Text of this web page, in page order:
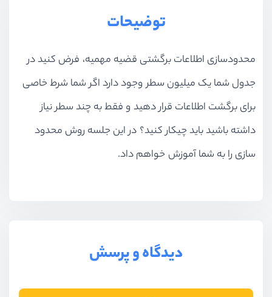
توضیحات
محدودسازی اطلاعات برگشتی قضیه مهمیه، فرض کنید در
جدول شما یک میلیون سطر وجود دارد اگر شما شرط خاصی
برای برگشت اطلاعات قرار دهید و فقط به چند سطر نیاز
داشته باشید باید چیکار کنید؟ در این جلسه روش محدود
سازی را به شما آموزش خواهم داد.
دیدگاه و پرسش